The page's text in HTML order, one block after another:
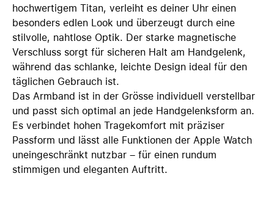
hochwertigem Titan, verleiht es deiner Uhr einen
besonders edlen Look und überzeugt durch eine
stilvolle, nahtlose Optik. Der starke magnetische
Verschluss sorgt für sicheren Halt am Handgelenk,
während das schlanke, leichte Design ideal für den
täglichen Gebrauch ist.
Das Armband ist in der Grösse individuell verstellbar
und passt sich optimal an jede Handgelenksform an.
Es verbindet hohen Tragekomfort mit präziser
Passform und lässt alle Funktionen der Apple Watch
uneingeschränkt nutzbar – für einen rundum
stimmigen und eleganten Auftritt.